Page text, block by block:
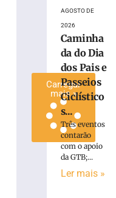
Carregar
mais »
AGOSTO DE
2026
Caminha
da do Dia
dos Pais e
Passeios
Ciclístico
s...
Três eventos
contarão
com o apoio
da GTB;...
Ler mais »